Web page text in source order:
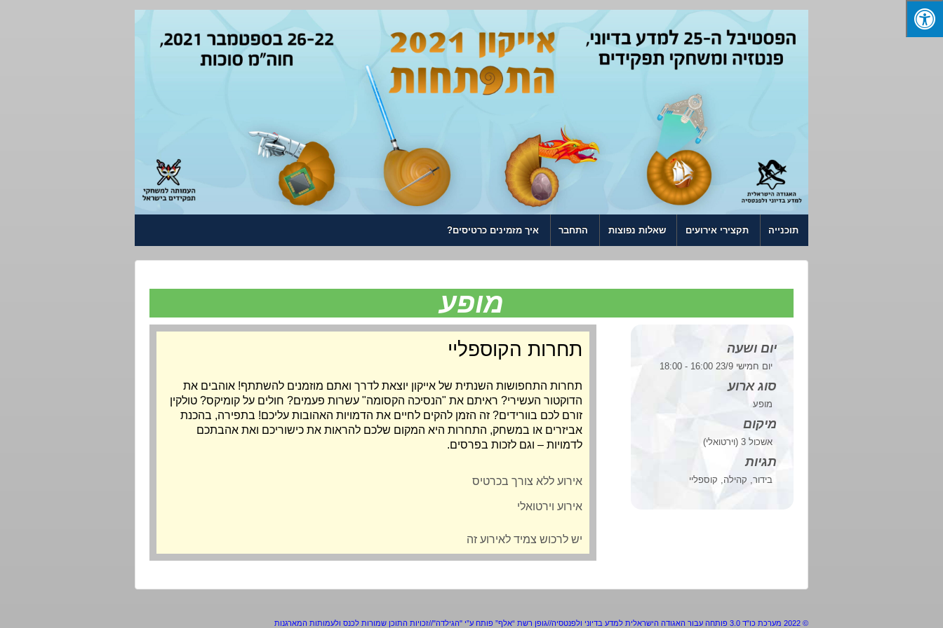
תוכנייה תקצירי אירועים שאלות נפוצות התחבר איך מזמינים כרטיסים?
מופע
יום ושעה
יום חמישי 23/9 16:00 - 18:00
סוג ארוע
מופע
מיקום
אשכול 3 (וירטואלי)
תגיות
בידור, קהילה, קוספליי
תחרות הקוספליי
תחרות התחפושות השנתית של אייקון יוצאת לדרך ואתם מוזמנים להשתתף! אוהבים את
הדוקטור העשירי? ראיתם את "הנסיכה הקסומה" עשרות פעמים? חולים על קומיקס? טולקין
זורם לכם בוורידים? זה הזמן להקים לחיים את הדמויות האהובות עליכם! בתפירה, בהכנת
אביזרים או במשחק, התחרות היא המקום שלכם להראות את כישוריכם ואת אהבתכם
לדמויות – וגם לזכות בפרסים.
אירוע ללא צורך בכרטיס
אירוע וירטואלי
יש לרכוש צמיד לאירוע זה
© 2022 מערכת כו"ד 3.0 פותחה עבור האגודה הישראלית למדע בדיוני ולפנטסיה//גופן רשת “אלף” פותח ע”י "הגילדה"//זכויות התוכן שמורות לכנס ולעמותות המארגנות